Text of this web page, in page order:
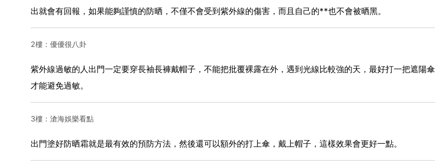
出就會有回報，如果能夠謹慎的防晒，不僅不會受到紫外線的傷害，而且自己的**也不會被晒黑。
2樓：優優很八卦
紫外線過敏的人出門一定要穿長袖長褲戴帽子，不能把批覆裸露在外，遇到光線比較強的天，最好打一把遮陽
才能避免過敏。
3樓：滄海娛樂看點
出門塗好防晒霜就是最有效的預防方法，然後還可以額外的打上傘，戴上帽子，這樣效果會更好一點。